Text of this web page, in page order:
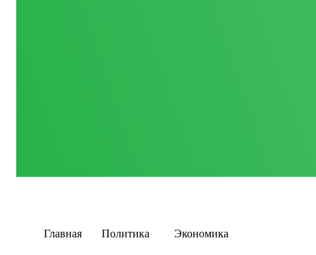
Главная Политика Экономика